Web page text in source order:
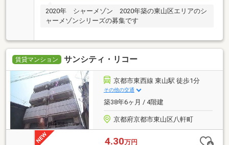
2020年 シャーメゾン 2020年築の東山区エリアのシ
ャーメゾンシリーズの募集です
賃貸マンション サンシティ・リコー
京都市東西線 東山駅 徒歩1分
その他の交通
築38年6ヶ月 / 4階建
京都府京都市東山区八軒町
4.30万円